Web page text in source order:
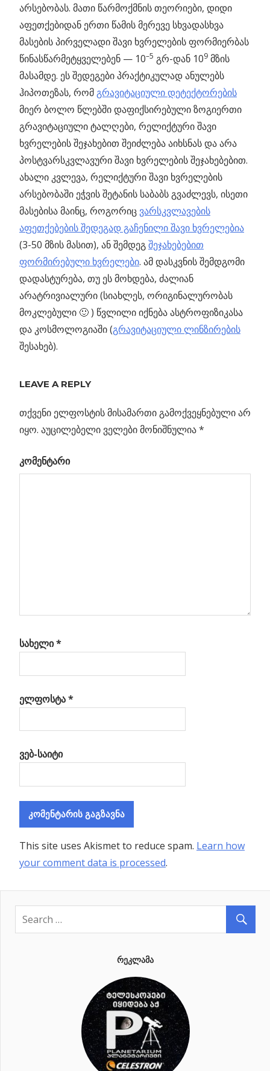
არსებობას. მათი წარმოქმნის თეორიები, დიდი
აფეთქებიდან ერთი წამის მერევე სხვადასხვა
მასების პირველადი შავი ხვრელების ფორმიერბას
წინასწარმეტყველებენ — 10–5 გრ-დან 109 მზის
მასამდე. ეს შედეგები პრაქტიკულად ანულებს
ჰიპოთეზას, რომგრავიტაციული დეტექტორების
მიერ ბოლო წლებში დაფიქსირებული ზოგიერთი
გრავიტაციული ტალღები, რელიქტური შავი
ხვრელების შეჯახებით შეიძლება აიხსნას და არა
პოსტვარსკვლავური შავი ხვრელების შეჯახებებით.
ახალი კვლევა, რელიქტური შავი ხვრელების
არსებობაში ეჭვის შეტანის საბაბს გვაძლევს, ისეთი
მასებისა მაინც, როგორიც ვარსკვლავების
აფეთქებების შედეგად გაჩენილი შავი ხვრელებია
(3-50 მზის მასით), ან შემდეგშეჯახებებით
ფორმირებული ხვრელები. ამ დასკვნის შემდგომი
დადასტურება, თუ ეს მოხდება, ძალიან
არატრივიალური (სიახლეს, ორიგინალურობას
მოკლებული 🙂 ) წვლილი იქნება ასტროფიზიკასა
და კოსმოლოგიაში (გრავიტაციული ლინზირების
შესახებ).
ნავიგაცია
Previous
კენტავრის
მილიონობით
ვარსკვლავი
შუალედური
LEAVE A REPLY
თქვენი ელფოსტის მისამართი გამოქვეყნებული არ
იყო. აუცილებელი ველები მონიშნულია*
კომენტარი
სახელი*
ელფოსტა*
ვებ-საიტი
This site uses Akismet to reduce spam. Learn how
your comment data is processed.
ᲠᲔᲙᲚᲐᲛᲐ